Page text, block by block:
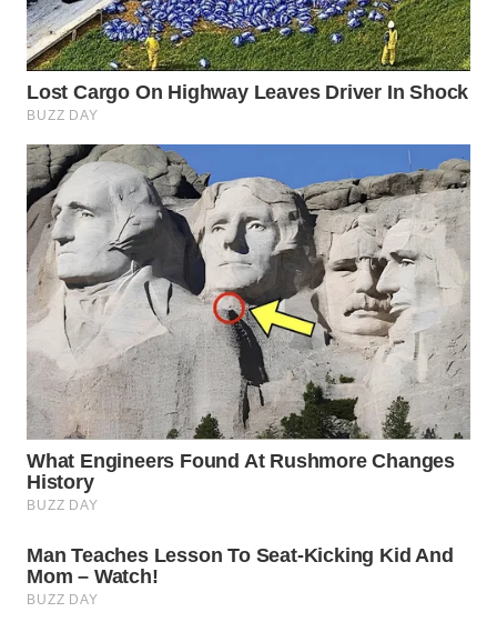
WAHANA
SELEB
WAHANA
PERSONA
WAHANA
OTOMOTIF
WAHANA
HEALTH
WAHANA
DESA
WISATA
LAPAK
WAHANA
Wahana
Network